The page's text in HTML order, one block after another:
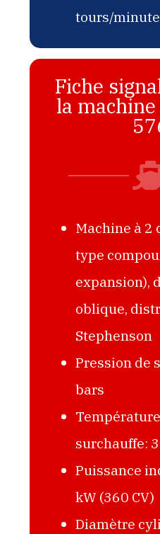
tours/minute
Fiche
la
Machine à 2
type
expansion),
oblique,
Stephenson
Pression de
bars
surchauffe:
Puissance
kW (360 CV)
Diamètre